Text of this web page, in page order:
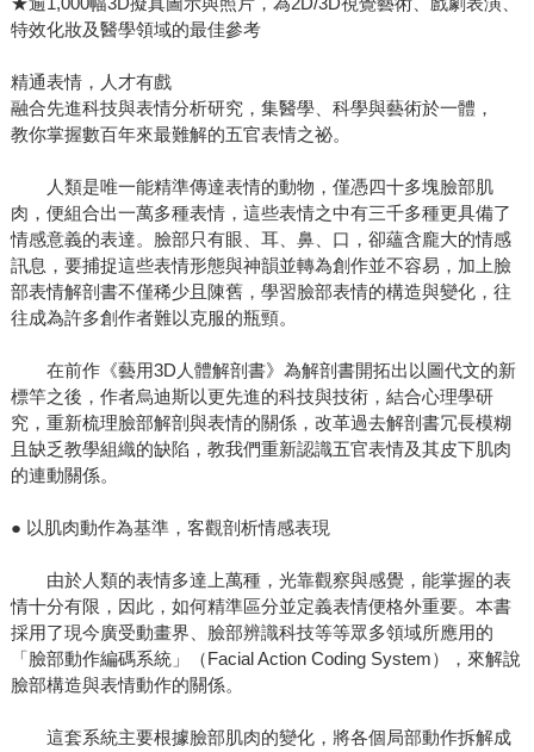
特效化妝及醫學領域的最佳參考
精通表情，人才有戲
融合先進科技與表情分析研究，集醫學、科學與藝術於一體，
教你掌握數百年來最難解的五官表情之祕。
人類是唯一能精準傳達表情的動物，僅憑四十多塊臉部肌
肉，便組合出一萬多種表情，這些表情之中有三千多種更具備了
情感意義的表達。臉部只有眼、耳、鼻、口，卻蘊含龐大的情感
訊息，要捕捉這些表情形態與神韻並轉為創作並不容易，加上臉
部表情解剖書不僅稀少且陳舊，學習臉部表情的構造與變化，往
往成為許多創作者難以克服的瓶頸。
在前作《藝用3D人體解剖書》為解剖書開拓出以圖代文的新
標竿之後，作者烏迪斯以更先進的科技與技術，結合心理學研
究，重新梳理臉部解剖與表情的關係，改革過去解剖書冗長模糊
且缺乏教學組織的缺陷，教我們重新認識五官表情及其皮下肌肉
的連動關係。
● 以肌肉動作為基準，客觀剖析情感表現
由於人類的表情多達上萬種，光靠觀察與感覺，能掌握的表
情十分有限，因此，如何精準區分並定義表情便格外重要。本書
採用了現今廣受動畫界、臉部辨識科技等等眾多領域所應用的
「臉部動作編碼系統」（Facial Action Coding System），來解說
臉部構造與表情動作的關係。
這套系統主要根據臉部肌肉的變化，將各個局部動作拆解成